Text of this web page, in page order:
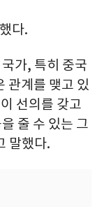
다.
가, 특히 중국
관계를 맺고 있
선의를 갖고
줄 수 있는 그
말했다.